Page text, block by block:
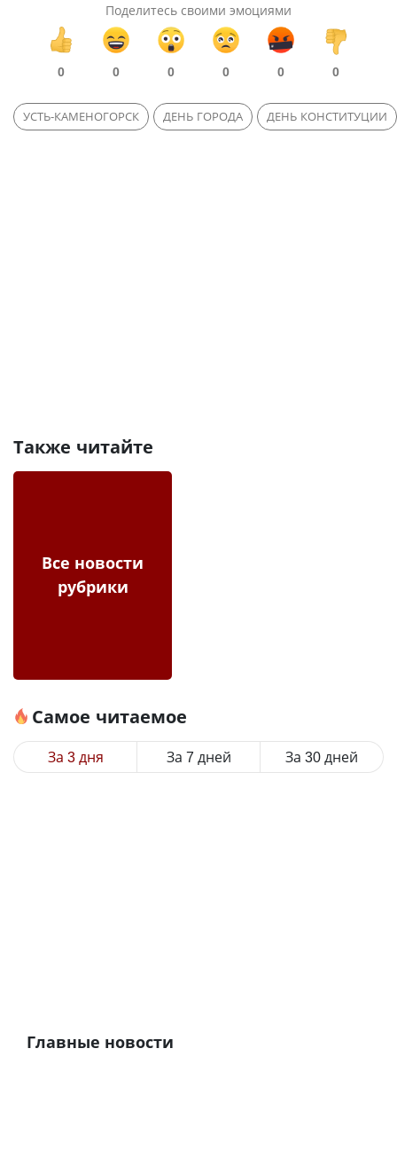
Поделитесь своими эмоциями
0 0 0 0 0 0
УСТЬ-КАМЕНОГОРСК ДЕНЬ ГОРОДА ДЕНЬ КОНСТИТУЦИИ
Также читайте
Все новости
рубрики
Самое читаемое
За 3 дня За 7 дней За 30 дней
Главные новости